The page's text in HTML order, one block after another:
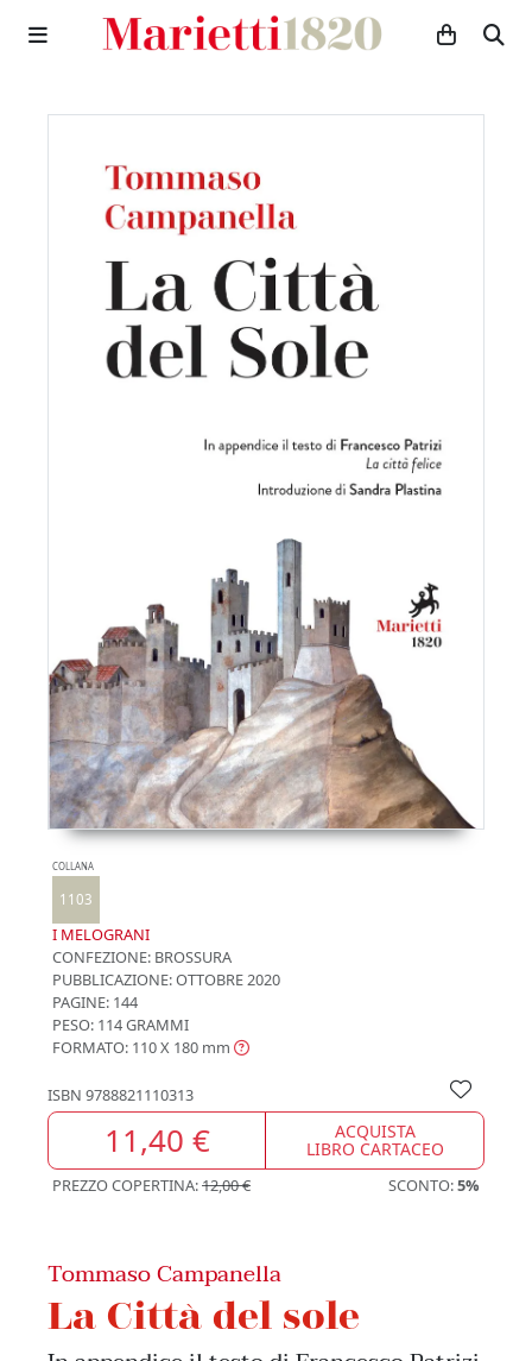
COLLANA
1103
I MELOGRANI
CONFEZIONE: BROSSURA
PUBBLICAZIONE:OTTOBRE 2020
PAGINE: 144
PESO: 114 GRAMMI
FORMATO: 110 X 180 mm
ISBN 9788821110313
11,40 € ACQUISTA
LIBRO CARTACEO
PREZZO COPERTINA:12,00 € SCONTO:5%
Tommaso Campanella
La Città del sole